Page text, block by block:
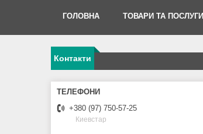
ГОЛОВНА ТОВАРИ ТА ПОСЛУГИ
Контакти
+380 (97) 750-57-25
Киевстар